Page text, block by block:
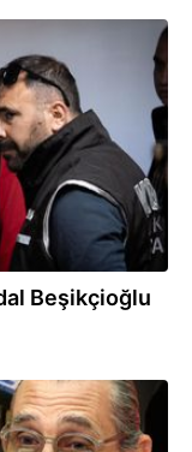
Beşikçioğlu